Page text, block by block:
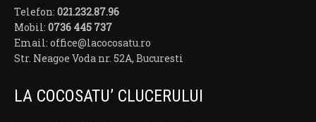
Telefon: 021.232.87.96
Mobil: 0736 445 737
Email: office@lacocosatu.ro
Str. Neagoe Voda nr. 52A, Bucuresti
LA COCOSATU’ CLUCERULUI